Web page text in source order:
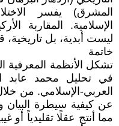
المشرق) يفسر
الإسلامية. المقاربة
ليست أبدية، بل تاريخية،
خاتمة
تشكل الأنظمة المعرفية
في تحليل محمد عابد
العربي-الإسلامي. من
عن كيفية سيطرة البيان
مما أنتج عقلًا تقليدياً أو